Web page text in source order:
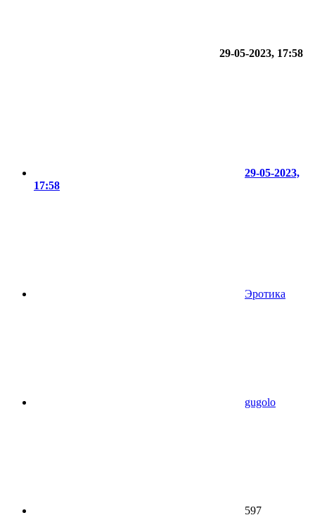
29-05-2023, 17:58
29-05-2023,
17:58
Эротика
gugolo
597